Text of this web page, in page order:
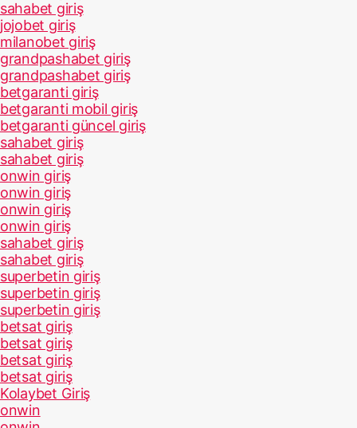
sahabet giriş
jojobet giriş
milanobet giriş
grandpashabet giriş
grandpashabet giriş
betgaranti giriş
betgaranti mobil giriş
betgaranti güncel giriş
sahabet giriş
sahabet giriş
onwin giriş
onwin giriş
onwin giriş
onwin giriş
sahabet giriş
sahabet giriş
superbetin giriş
superbetin giriş
superbetin giriş
betsat giriş
betsat giriş
betsat giriş
betsat giriş
Kolaybet Giriş
onwin